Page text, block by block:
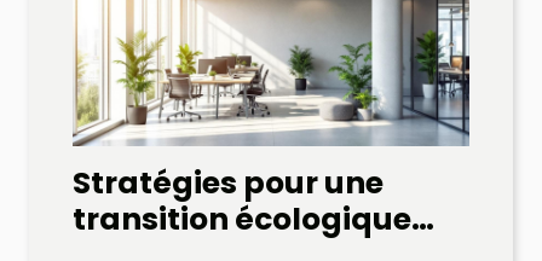
Stratégies pour une
transition écologique